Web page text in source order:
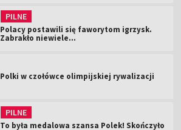
PILNE
Polacy postawili się faworytom igrzysk.
Zabrakło niewiele...
Polki w czołówce olimpijskiej rywalizacji
PILNE
To była medalowa szansa Polek! Skończyło